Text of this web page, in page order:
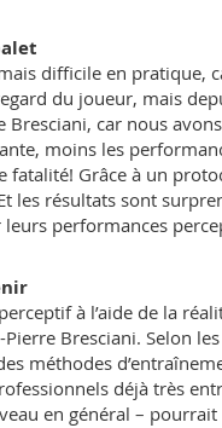
difficile en pratique,
du joueur, mais
Bresciani, car nous
moins les
fatalité! Grâce à un
les résultats sont
leurs performances
à l’aide de la
Pierre Bresciani. Selon
méthodes
déjà très
en général –